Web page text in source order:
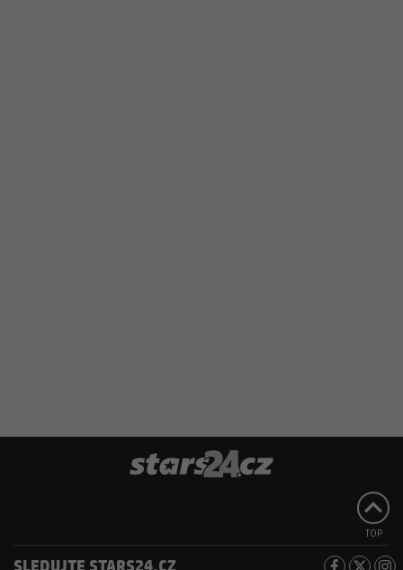
TOP